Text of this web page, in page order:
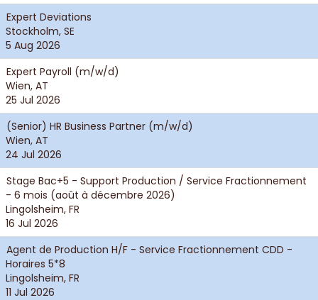
Expert Deviations
Stockholm, SE
5 Aug 2026
Expert Payroll (m/w/d)
Wien, AT
25 Jul 2026
(Senior) HR Business Partner (m/w/d)
Wien, AT
24 Jul 2026
Stage Bac+5 - Support Production / Service Fractionnement
- 6 mois (août à décembre 2026)
Lingolsheim, FR
16 Jul 2026
Agent de Production H/F - Service Fractionnement CDD -
Horaires 5*8
Lingolsheim, FR
11 Jul 2026